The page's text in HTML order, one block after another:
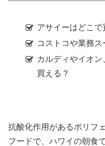
アサイーはどこで
コストコや業務ス
カルディやイオ
買える？
抗酸化作用があるポリフ
フードで、ハワイの朝食